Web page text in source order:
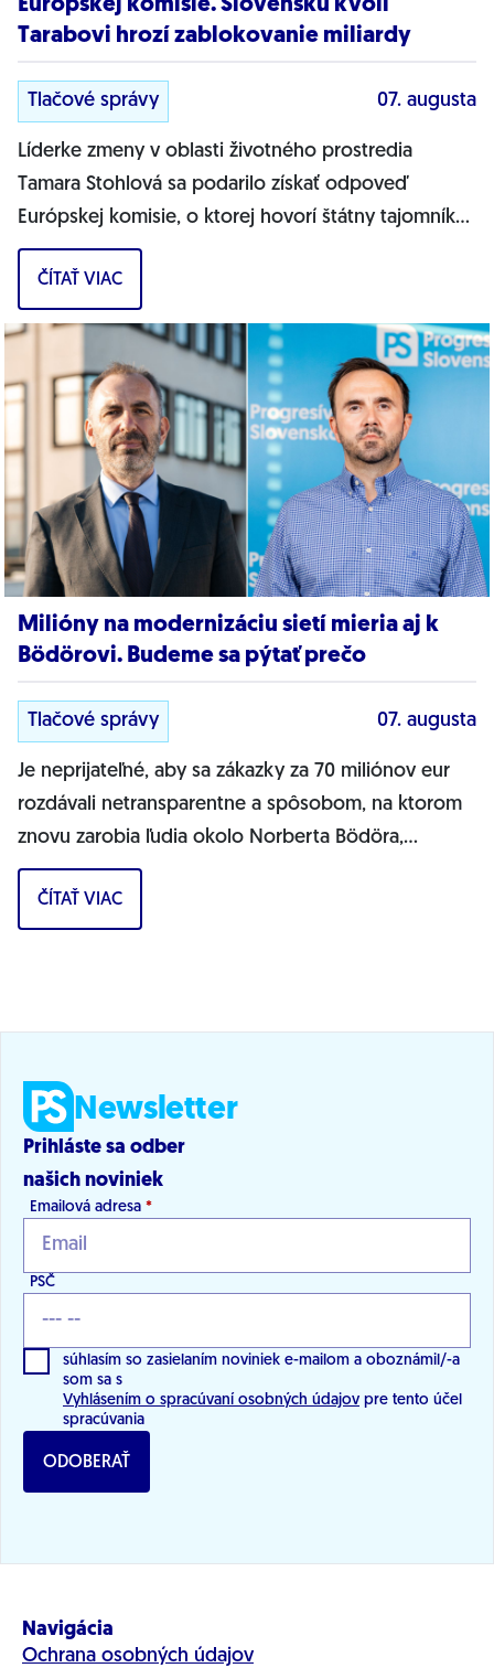
Európskej komisie. Slovensku kvôli
Tarabovi hrozí zablokovanie miliardy
Tlačové správy 07. augusta
Líderke zmeny v oblasti životného prostredia
Tamara Stohlová sa podarilo získať odpoveď
Európskej komisie, o ktorej hovorí štátny tajomník
MŽP Filip Kuffa. Môžem jednoznačne...
ČÍTAŤ VIAC
Milióny na modernizáciu sietí mieria aj k
Bödörovi. Budeme sa pýtať prečo
Tlačové správy 07. augusta
Je neprijateľné, aby sa zákazky za 70 miliónov eur
rozdávali netransparentne a spôsobom, na ktorom
znovu zarobia ľudia okolo Norberta Bödöra,
povedal podpredseda Progresívneho Slovenska a...
ČÍTAŤ VIAC
Newsletter
Prihláste sa odber
našich noviniek
Emailová adresa *
PSČ
súhlasím so zasielaním noviniek e-mailom a oboznámil/-a
som sa s
Vyhlásením o spracúvaní osobných údajov pre tento účel
spracúvania
ODOBERAŤ
Navigácia
Ochrana osobných údajov